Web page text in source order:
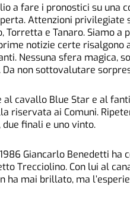
a fare i pronostici su una
Attenzioni privilegiate
Torretta e Tanaro. Siamo
notizie certe risalgono
Nessuna sfera magica,
Da non sottovalutare
al cavallo Blue Star e al
riservata ai Comuni.
finali e uno vinto.
Giancarlo Benedetti ha
Trecciolino. Con lui al
ha mai brillato, ma